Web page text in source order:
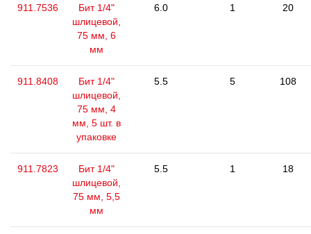
911.7536
Бит 1/4"
шлицевой,
75 мм, 6
мм
6.0 1 20
911.8408
Бит 1/4"
шлицевой,
75 мм, 4
мм, 5 шт. в
упаковке
5.5 5 108
911.7823
Бит 1/4"
шлицевой,
75 мм, 5,5
мм
5.5 1 18